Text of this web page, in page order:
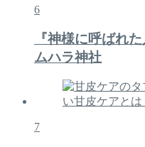
6
『神様に呼ばれ
ムハラ神社
7